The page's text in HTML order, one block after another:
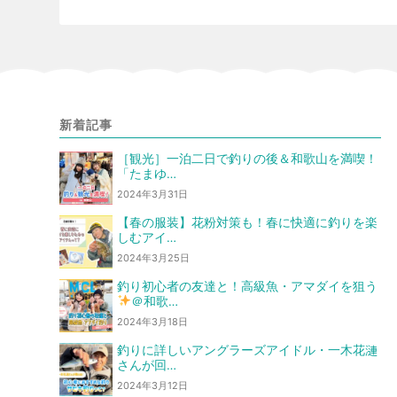
新着記事
［観光］一泊二日で釣りの後＆和歌山を満喫！
「たまゆ…
2024年3月31日
【春の服装】花粉対策も！春に快適に釣りを楽
しむアイ…
2024年3月25日
釣り初心者の友達と！高級魚・アマダイを狙う
＠和歌…
2024年3月18日
釣りに詳しいアングラーズアイドル・一木花漣
さんが回…
2024年3月12日